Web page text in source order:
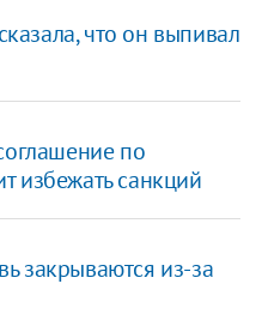
что он выпивал
по
избежать санкций
закрываются из-за